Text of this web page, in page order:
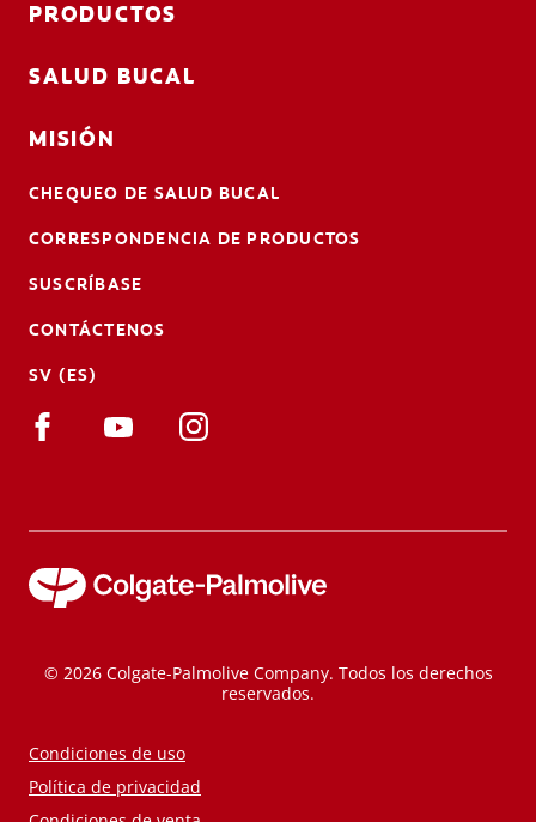
PRODUCTOS
SALUD BUCAL
MISIÓN
CHEQUEO DE SALUD BUCAL
CORRESPONDENCIA DE PRODUCTOS
SUSCRÍBASE
CONTÁCTENOS
SV (ES)
© 2026 Colgate-Palmolive Company. Todos los derechos
reservados.
Condiciones de uso
Política de privacidad